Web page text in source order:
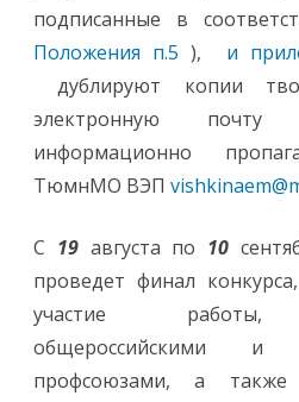
подписанные в
Положения п.5 ), и
дублируют копии
электронную почту
информационно
ТюмнМО ВЭП
С 19 августа по 10
проведет финал
участие работы,
общероссийскими и
профсоюзами, а также